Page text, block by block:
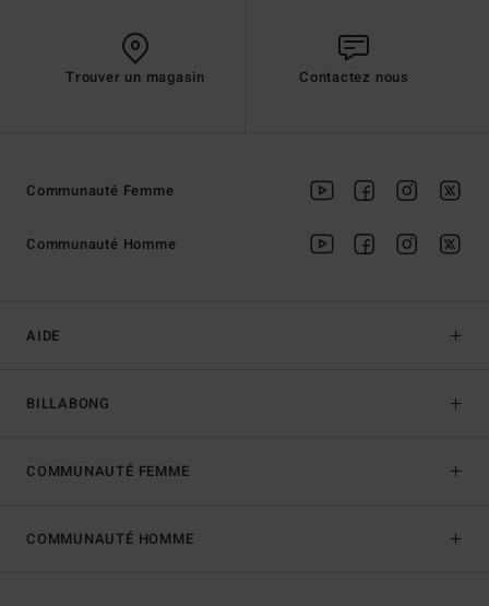
Trouver un magasin Contactez nous
AIDE
BILLABONG
Communauté Femme
Communauté Homme
COMMUNAUTÉ FEMME
COMMUNAUTÉ HOMME